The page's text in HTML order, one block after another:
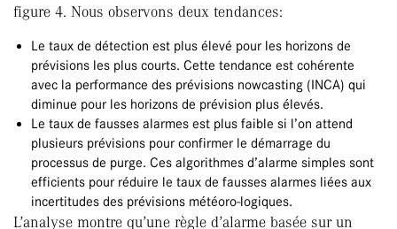
figure 4. Nous observons deux tendances:
Le taux de détection est plus élevé pour les horizons de
prévisions les plus courts. Cette tendance est cohérente
avec la performance des prévisions nowcasting (INCA) qui
diminue pour les horizons de prévision plus élevés.
Le taux de fausses alarmes est plus faible si l’on attend
plusieurs prévisions pour confirmer le démarrage du
processus de purge. Ces algorithmes d’alarme simples sont
efficients pour réduire le taux de fausses alarmes liées aux
incertitudes des prévisions météoro-logiques.
L’analyse montre qu’une règle d’alarme basée sur un